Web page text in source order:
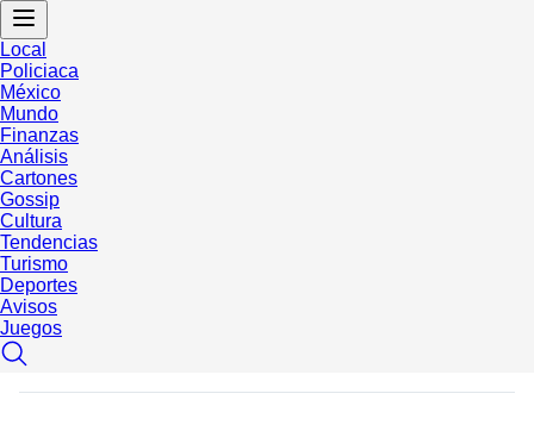
Local
Policiaca
México
Mundo
Finanzas
Análisis
Cartones
Gossip
Cultura
Tendencias
Turismo
Deportes
Avisos
Juegos